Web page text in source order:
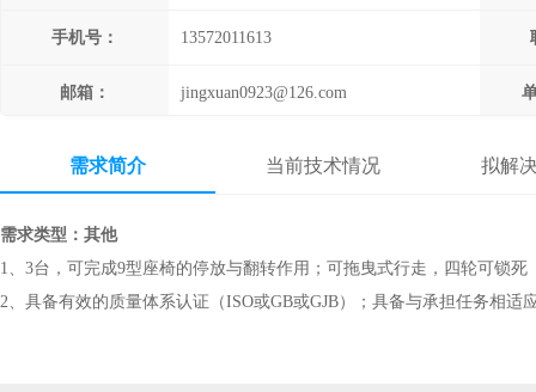
手机号： 13572011613
邮箱： jingxuan0923@126.com
需求简介 当前技术情况 拟解
需求类型：其他
1、3台，可完成9型座椅的停放与翻转作用；可拖曳式行走，四轮可锁死
2、具备有效的质量体系认证（ISO或GB或GJB）；具备与承担任务相